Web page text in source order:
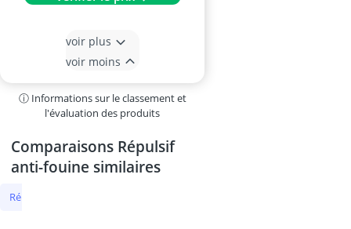
voir plus
voir moins
ⓘ Informations sur le classement et
l'évaluation des produits
Comparaisons Répulsif
anti-fouine similaires
Répulsif anti-fouine